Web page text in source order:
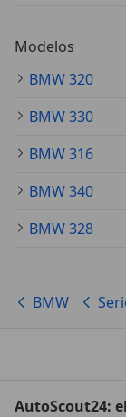
Modelos
BMW 320
BMW 330
BMW 316
BMW 340
BMW 328
BMW
AutoScout24: